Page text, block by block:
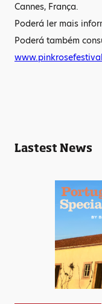
Cannes, França.
Poderá ler mais
Poderá também
Lastest News